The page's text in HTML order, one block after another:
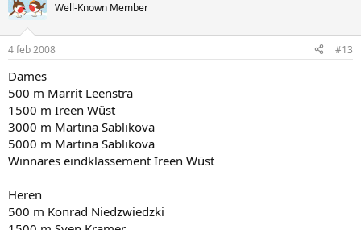
Well-Known Member
4 feb 2008 #13
Dames
500 m Marrit Leenstra
1500 m Ireen Wüst
3000 m Martina Sablikova
5000 m Martina Sablikova
Winnares eindklassement Ireen Wüst
Heren
500 m Konrad Niedzwiedzki